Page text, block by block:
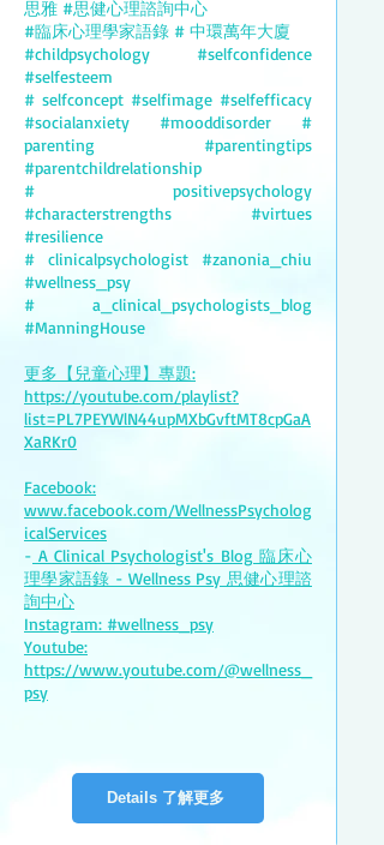
思雅 #思健心理諮詢中心
#臨床心理學家語錄 # 中環萬年大廈
#childpsychology #selfconfidence
#selfesteem
# selfconcept #selfimage #selfefficacy
#socialanxiety #mooddisorder #
parenting #parentingtips
#parentchildrelationship
# positivepsychology
#characterstrengths #virtues
#resilience
# clinicalpsychologist #zanonia_chiu
#wellness_psy
# a_clinical_psychologists_blog
#ManningHouse
更多【兒童心理】專題:
https://youtube.com/playlist?
list=PL7PEYWlN44upMXbGvftMT8cpGaA
XaRKr0
Facebook:
www.facebook.com/WellnessPsycholog
icalServices
- A Clinical Psychologist's Blog 臨床心
理學家語錄 - Wellness Psy 思健心理諮
詢中心
Instagram: #wellness_psy
Youtube:
https://www.youtube.com/@wellness_
psy
Details 了解更多